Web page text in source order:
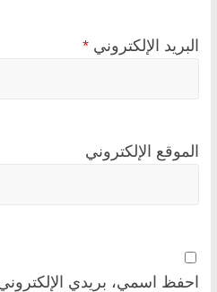
البريد الإلكتروني *
الموقع الإلكتروني
احفظ اسمي، بريدي